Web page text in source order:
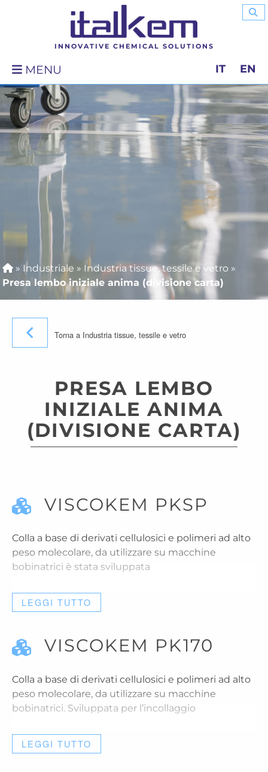
INNOVATIVE CHEMICAL SOLUTIONS
MENU IT EN
» Industriale » Industria tissue, tessile e vetro »
Presa lembo iniziale anima (divisione carta)
Torna a Industria tissue, tessile e vetro
PRESA LEMBO
INIZIALE ANIMA
(DIVISIONE CARTA)
VISCOKEM PKSP
Colla a base di derivati cellulosici e polimeri ad alto
peso molecolare, da utilizzare su macchine
bobinatrici è stata sviluppata
LEGGI TUTTO
VISCOKEM PK170
Colla a base di derivati cellulosici e polimeri ad alto
peso molecolare, da utilizzare su macchine
bobinatrici. Sviluppata per l’incollaggio
LEGGI TUTTO